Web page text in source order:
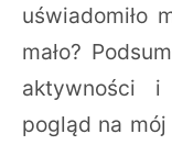
uświadomiło
mało?
aktywności i
pogląd na